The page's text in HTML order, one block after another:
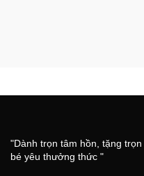
"Dành trọn tâm hồn, tặng
bé yêu thưởng thức "